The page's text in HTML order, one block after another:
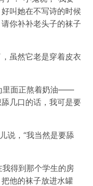
叫她在不写诗的时候
你补补老头子的袜子
虽然它老是穿着皮衣
里面正熬着奶油——
几口的话，我可是要
说，“我当然是要舔
我得到那个学生的房
他的袜子放进水罐